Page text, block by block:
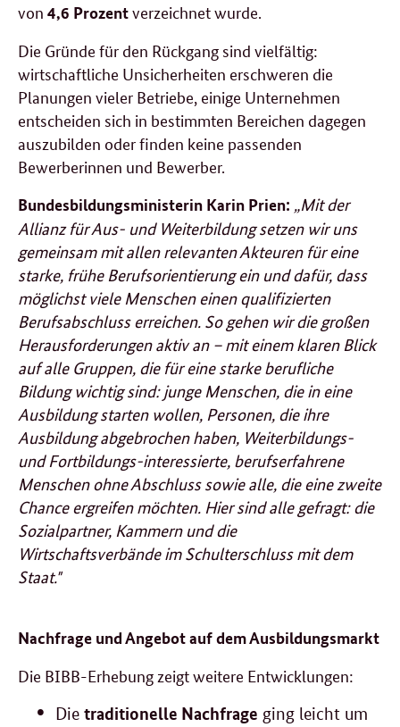
von 4,6 Prozentverzeichnet wurde.
Die Gründe für den Rückgang sind vielfältig:
wirtschaftliche Unsicherheiten erschweren die
Planungen vieler Betriebe, einige Unternehmen
entscheiden sich in bestimmten Bereichen dagegen
auszubilden oder finden keine passenden
Bewerberinnen und Bewerber.
Bundesbildungsministerin Karin Prien: „Mit der
Allianz für Aus- und Weiterbildung setzen wir uns
gemeinsam mit allen relevanten Akteuren für eine
starke, frühe Berufsorientierung ein und dafür, dass
möglichst viele Menschen einen qualifizierten
Berufsabschluss erreichen. So gehen wir die großen
Herausforderungen aktiv an – mit einem klaren Blick
auf alle Gruppen, die für eine starke berufliche
Bildung wichtig sind: junge Menschen, die in eine
Ausbildung starten wollen, Personen, die ihre
Ausbildung abgebrochen haben, Weiterbildungs-
und Fortbildungs-interessierte, berufserfahrene
Menschen ohne Abschluss sowie alle, die eine zweite
Chance ergreifen möchten. Hier sind alle gefragt: die
Sozialpartner, Kammern und die
Wirtschaftsverbände im Schulterschluss mit dem
Staat."
Nachfrage und Angebot auf dem Ausbildungsmarkt
Die BIBB-Erhebung zeigt weitere Entwicklungen:
Die traditionelle Nachfrage ging leicht um